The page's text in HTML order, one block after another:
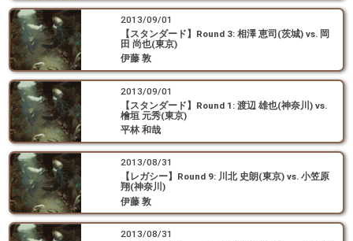
2013/09/01
【スタンダード】Round 3: 相澤 恵司(茨城) vs. 岡
田 尚也(東京)
伊藤 敦
2013/09/01
【スタンダード】Round 1: 渡辺 雄也(神奈川) vs.
檜垣 元秀(東京)
平林 和哉
2013/08/31
【レガシー】Round 9: 川北 史朗(東京) vs. 小笠原
翔(神奈川)
伊藤 敦
2013/08/31